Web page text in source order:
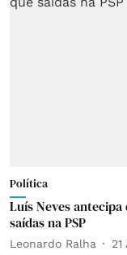
Política
Luís Neves
saídas na PSP
Leonardo Ralha